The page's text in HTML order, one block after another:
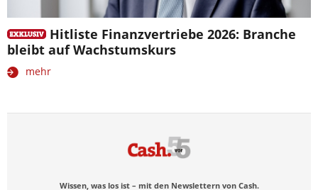
Hitliste Finanzvertriebe 2026: Branche
bleibt auf Wachstumskurs
mehr
Wissen, was los ist – mit den Newslettern von Cash.